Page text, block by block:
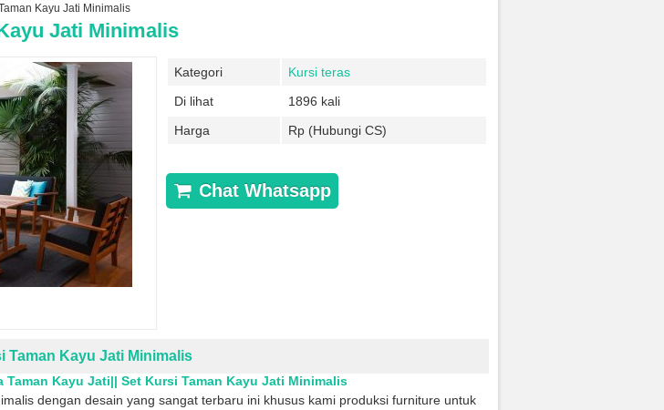
Kayu Jati Minimalis
Jati Minimalis
Kategori
Kursi teras
Di lihat
1896 kali
Harga
Rp (Hubungi CS)
Chat Whatsapp
Taman Kayu Jati Minimalis
Taman Kayu Jati|| Set Kursi Taman Kayu Jati Minimalis
dengan desain yang sangat terbaru ini khusus kami produksi furniture untuk